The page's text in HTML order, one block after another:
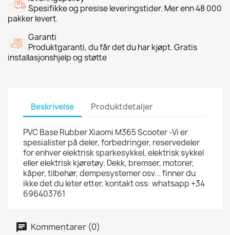
Spesifikke og presise leveringstider. Mer enn 48 000
pakker levert.
Garanti
Produktgaranti, du får det du har kjøpt. Gratis
installasjonshjelp og støtte
Beskrivelse Produktdetaljer
PVC Base Rubber Xiaomi M365 Scooter -Vi er
spesialister på deler, forbedringer, reservedeler
for enhver elektrisk sparkesykkel, elektrisk sykkel
eller elektrisk kjøretøy. Dekk, bremser, motorer,
kåper, tilbehør, dempesystemer osv... finner du
ikke det du leter etter, kontakt oss: whatsapp +34
696403761
Kommentarer (0)